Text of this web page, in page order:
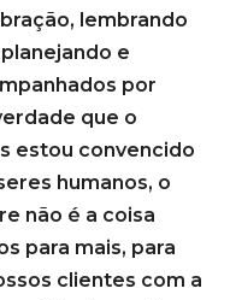
lembrando
e
por
que o
estou convencido
humanos, o
não é a coisa
para mais, para
clientes com a